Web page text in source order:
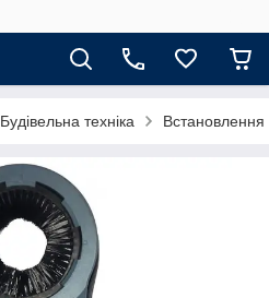
Будівельна техніка Встановлення